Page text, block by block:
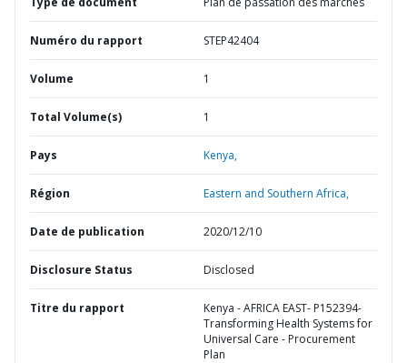
Numéro du rapport STEP42404
Volume 1
Total Volume(s) 1
Pays Kenya,
Région Eastern and Southern Africa,
Date de publication 2020/12/10
Disclosure Status Disclosed
Titre du rapport
Kenya - AFRICA EAST- P152394-
Transforming Health Systems for
Universal Care - Procurement
Plan